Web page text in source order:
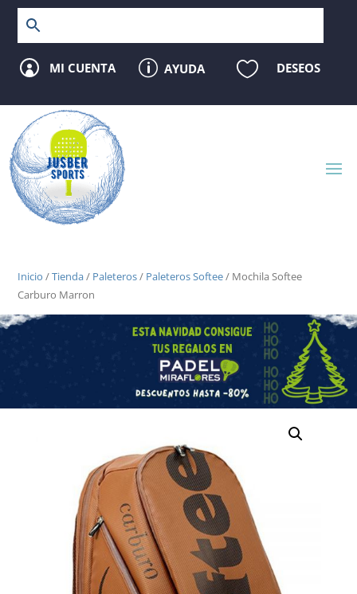
 MI CUENTA p AYUDA  DESEOS
Inicio /Tienda/ Paleteros/ Paleteros Softee/ Mochila Softee
Carburo Marron